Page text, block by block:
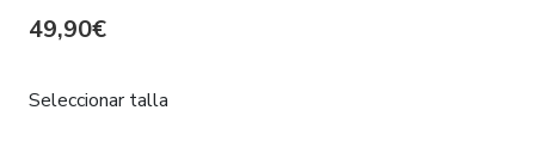
49,90€
Seleccionar talla